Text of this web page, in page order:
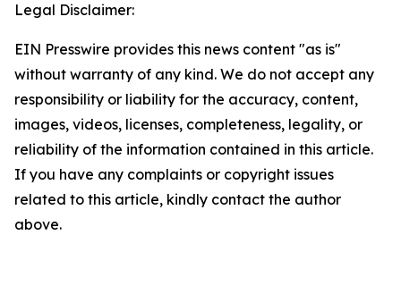
Legal Disclaimer:
EIN Presswire provides this news content "as is"
without warranty of any kind. We do not accept any
responsibility or liability for the accuracy, content,
images, videos, licenses, completeness, legality, or
reliability of the information contained in this article.
If you have any complaints or copyright issues
related to this article, kindly contact the author
above.